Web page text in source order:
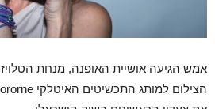
אמש הגיעה אושיית האופנה, מנחת